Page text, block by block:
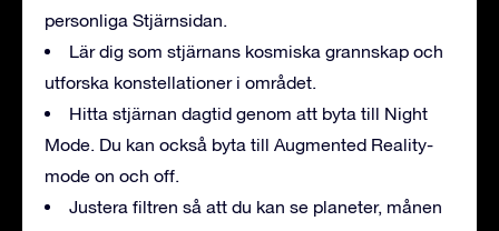
personliga Stjärnsidan.
Lär dig som stjärnans kosmiska grannskap och
utforska konstellationer i området.
Hitta stjärnan dagtid genom att byta till Night
Mode. Du kan också byta till Augmented Reality-
mode on och off.
Justera filtren så att du kan se planeter, månen